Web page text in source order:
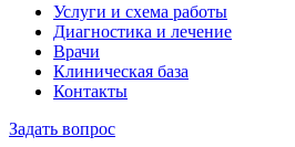
Услуги и схема работы
Диагностика и лечение
Врачи
Клиническая база
Контакты
Задать вопрос